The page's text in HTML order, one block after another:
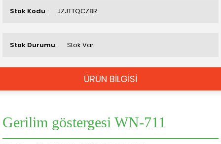
Stok Kodu JZJTTQCZ8R
Stok Durumu Stok Var
ÜRÜN BİLGİSİ
Gerilim göstergesi WN-711